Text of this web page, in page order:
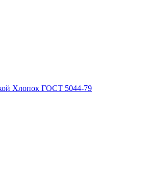
Хлопок ГОСТ 5044-79